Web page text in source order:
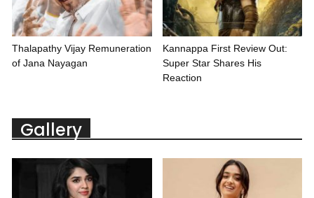
Thalapathy Vijay Remuneration
of Jana Nayagan
Kannappa First Review Out:
Super Star Shares His
Reaction
Gallery